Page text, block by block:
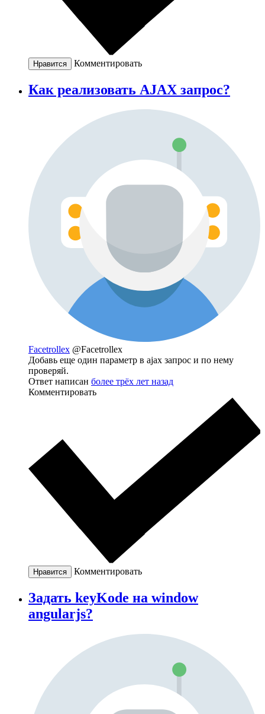
Нравится Комментировать
Как реализовать AJAX запрос?
Facetrollex @Facetrollex
Добавь еще один параметр в ajax запрос и по нему
проверяй.
Ответ написан более трёх лет назад
Комментировать
Нравится Комментировать
Задать keyKode на window
angularjs?